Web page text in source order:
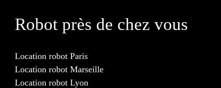
Robot près de chez vous
Location robot Paris
Location robot Marseille
Location robot Lyon